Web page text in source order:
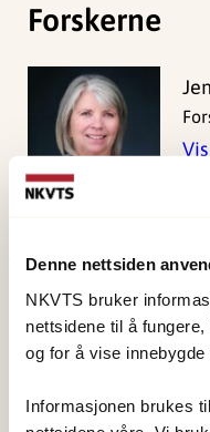
Denne nettsiden
NKVTS bruker
nettsidene til å
og for å vise
Informasjonen brukes
Forskerne
Sist redigert:9.